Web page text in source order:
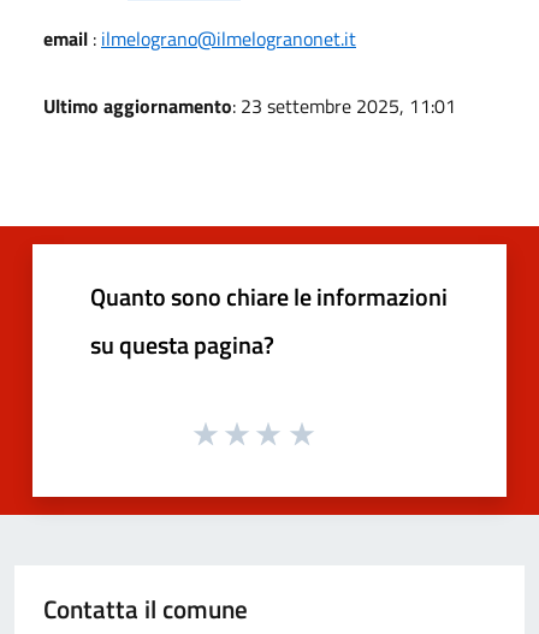
email : ilmelograno@ilmelogranonet.it
Ultimo aggiornamento: 23 settembre 2025, 11:01
Quanto sono chiare le informazioni
su questa pagina?
Contatta il comune